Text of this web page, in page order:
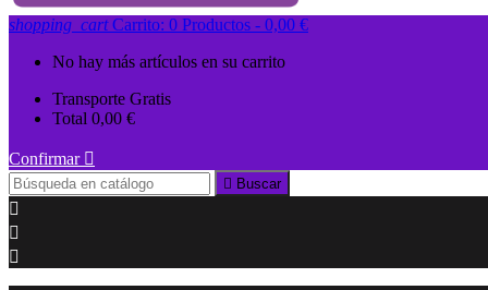
shopping_cart Carrito: 0 Productos - 0,00 €
No hay más artículos en su carrito
Transporte Gratis
Total 0,00 €
Confirmar 
 Buscar


